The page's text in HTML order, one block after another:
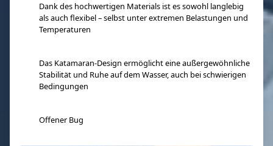
Dank des hochwertigen Materials ist es sowohl langlebig
als auch flexibel – selbst unter extremen Belastungen und
Temperaturen
Das Katamaran-Design ermöglicht eine außergewöhnliche
Stabilität und Ruhe auf dem Wasser, auch bei schwierigen
Bedingungen
Offener Bug